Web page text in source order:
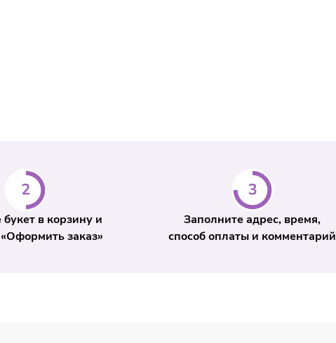
в корзину и
заказ»
Заполните адрес, время,
способ оплаты и комментарий